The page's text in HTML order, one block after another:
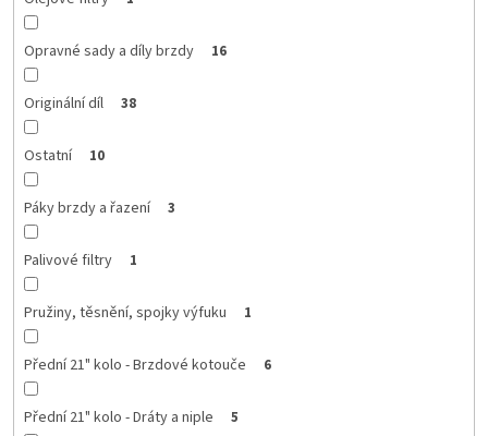
Opravné sady a díly brzdy 16
Originální díl 38
Ostatní 10
Páky brzdy a řazení 3
Palivové filtry 1
Pružiny, těsnění, spojky výfuku 1
Přední 21" kolo - Brzdové kotouče 6
Přední 21" kolo - Dráty a niple 5